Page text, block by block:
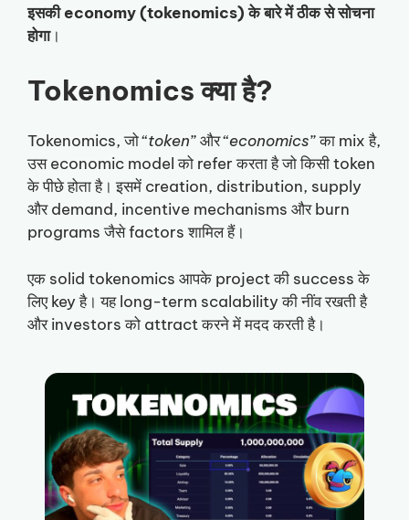
इसकी economy (tokenomics) के बारे में ठीक से सोचना
होगा।
Tokenomics क्या है?
Tokenomics, जो “token” और “economics” का mix है,
उस economic model को refer करता है जो किसी token
के पीछे होता है। इसमें creation, distribution, supply
और demand, incentive mechanisms और burn
programs जैसे factors शामिल हैं।
एक solid tokenomics आपके project की success के
लिए key है। यह long-term scalability की नींव रखती है
और investors को attract करने में मदद करती है।